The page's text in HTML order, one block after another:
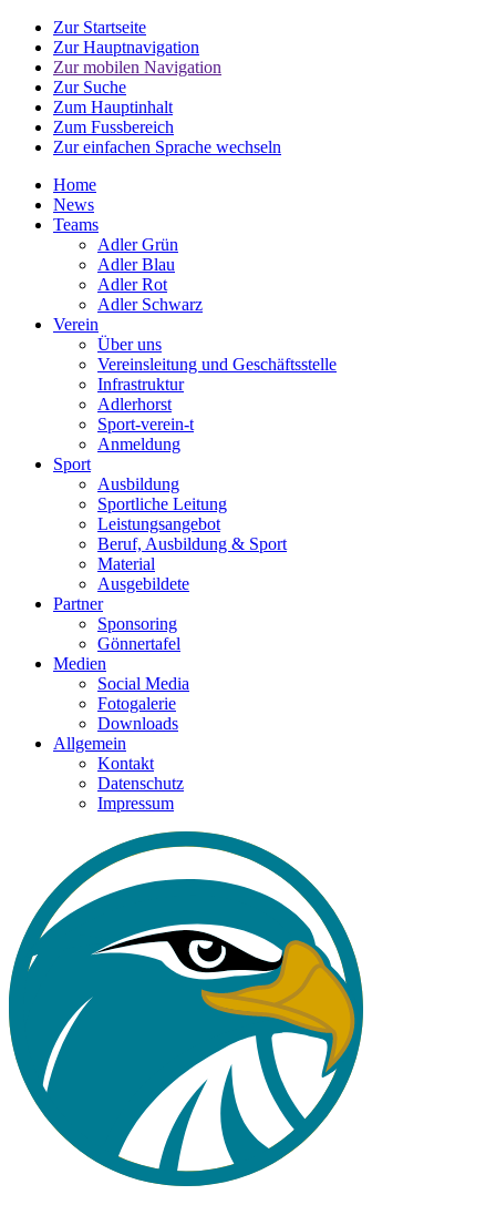
Zur Startseite
Zur Hauptnavigation
Zur mobilen Navigation
Zur Suche
Zum Hauptinhalt
Zum Fussbereich
Zur einfachen Sprache wechseln
Home
News
Teams
Adler Grün
Adler Blau
Adler Rot
Adler Schwarz
Verein
Über uns
Vereinsleitung und Geschäftsstelle
Infrastruktur
Adlerhorst
Sport-verein-t
Anmeldung
Sport
Ausbildung
Sportliche Leitung
Leistungsangebot
Beruf, Ausbildung & Sport
Material
Ausgebildete
Partner
Sponsoring
Gönnertafel
Medien
Social Media
Fotogalerie
Downloads
Allgemein
Kontakt
Datenschutz
Impressum